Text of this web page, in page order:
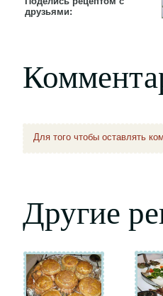
друзьями:
Для того чтобы оставлять
Другие